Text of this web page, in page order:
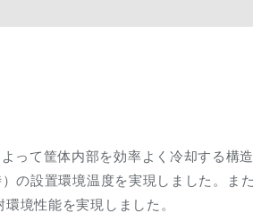
って筐体内部を効率よく冷却する構
設置環境温度を実現しました。ま
境性能を実現しました。